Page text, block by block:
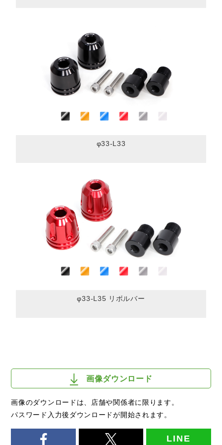
φ33-L33
φ33-L35 リボルバー
画像ダウンロード
画像のダウンロードは、店舗や関係者に限ります。
パスワード入力後ダウンロードが開始されます。
LINE